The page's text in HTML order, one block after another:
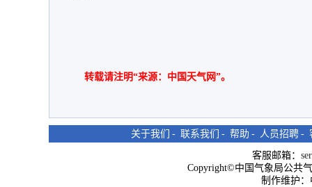
转载请注明“来源：中国天气网”。
关于我们 - 联系我们 - 帮助 - 人员招聘 -
客服邮箱：
Copyright©中国气象局公共
制作维护